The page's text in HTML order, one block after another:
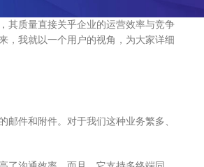
其质量直接关乎企业的运营效率与竞争
，我就以一个用户的视角，为大家详细
件和附件。对于我们这种业务繁多、